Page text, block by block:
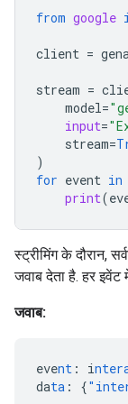
from google
client =
stream =
model=
input=
stream=
)
for event in
print(
स्ट्रीमिंग के दौरान,
जवाब देता है. हर इवेंट
जवाब:
event : i
data : {